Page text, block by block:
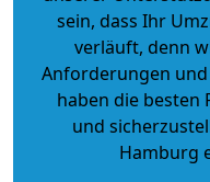
sein, dass Ihr
verläuft, denn
Anforderungen
haben die besten
und
Hamburg